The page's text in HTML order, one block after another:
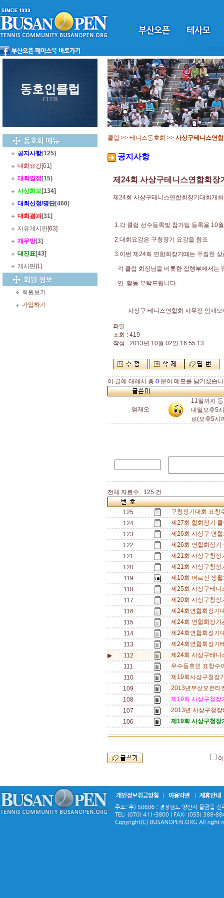
동호인클럽
CLUB
공지사항[125]
대회요강[61]
대회일정 [15]
사상화보[134]
대회신청/명단[460]
대회결과[31]
자유게시판[63]
재무방[3]
대진표[43]
게시판[1]
회원보기
가입하기
클럽 >> 테니스동호회 >> 사상구테니스연
공지사항
제24회 사상구테니스연합회장
제24회 사상구테니스연합회장기대회개
1.각 클럽 선수등록및 참가팀 등록을 10
2.대회요강은 구청장기 요강을 참조
3.이번 제24회 연합회장기때는 푸짐한
각 클럽 회장님을 비롯한 집행부에서
인 활동 부탁드립니다.
사상구 테니스연합회 사무장 엄재오
파일 :
조회 : 419
작성 : 2013년 10월 02일 16:55:13
이 글에 대해서 총 0 분이 메모를 남기셨습
엄재오
11일까지
내일오후5
료(오후5시
전체 자료수 : 125 건
125
구청장기대회 표
124
제27회 합회장기
123
제26회 사상구 연
122
제26회 연합회장
121
제21회 사상구청
120
제21회 사상구청
119
제10회 어르신 생
118
제25회 사상구테
117
제20회 사상구청
116
제24회연합회장기
115
제24회 연합회장
114
제24회연합회장기
113
제24회연합회장기
▶
112
제24회 사상구테니
111
우수동호인 표창
110
제19회사상구청장
109
2013년부산오픈
108
제19회 사상구청
107
2013년 사상구청
106
제19회 사상구청